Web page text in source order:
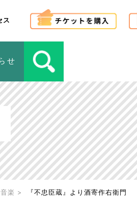
ス
せ
音楽 『不忠臣蔵』より酒寄作右衛門